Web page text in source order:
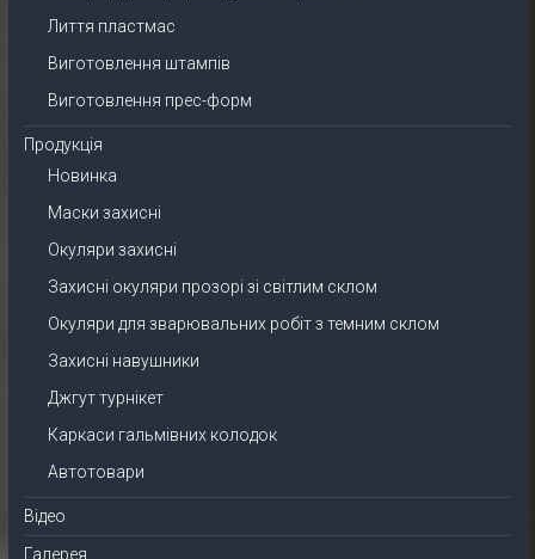
Лиття пластмас
Виготовлення штампів
Виготовлення прес-форм
Продукція
Новинка
Маски захисні
Окуляри захисні
Захисні окуляри прозорі зі світлим склом
Окуляри для зварювальних робіт з темним склом
Захисні навушники
Джгут турнікет
Каркаси гальмівних колодок
Автотовари
Відео
Галерея